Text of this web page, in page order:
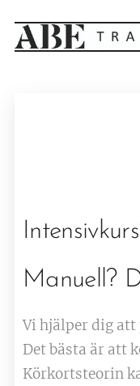
Manuell?
Vi hjälper dig
Det bästa är att
Körkortsteorin